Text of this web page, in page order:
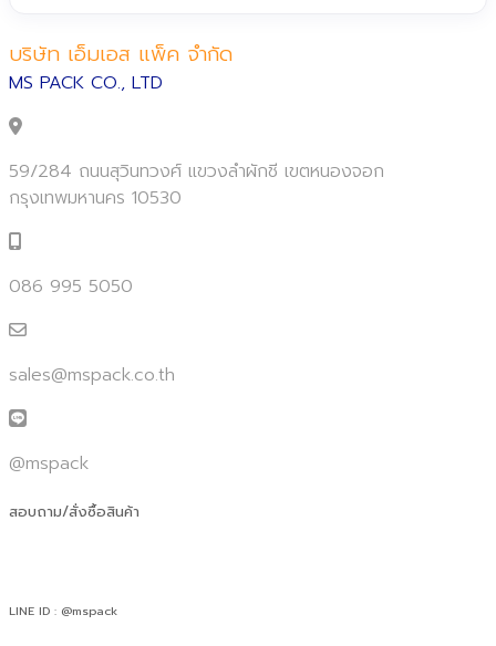
บริษัท เอ็มเอส แพ็ค จำกัด
MS PACK CO., LTD
59/284 ถนนสุวินทวงศ์ แขวงลำผักชี เขตหนองจอก
กรุงเทพมหานคร 10530
086 995 5050
sales@mspack.co.th
@mspack
สอบถาม/สั่งซื้อสินค้า
LINE ID : @mspack